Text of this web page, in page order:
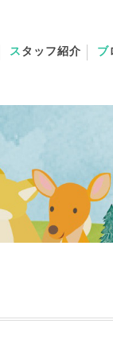
ス タッフ紹介 ブ